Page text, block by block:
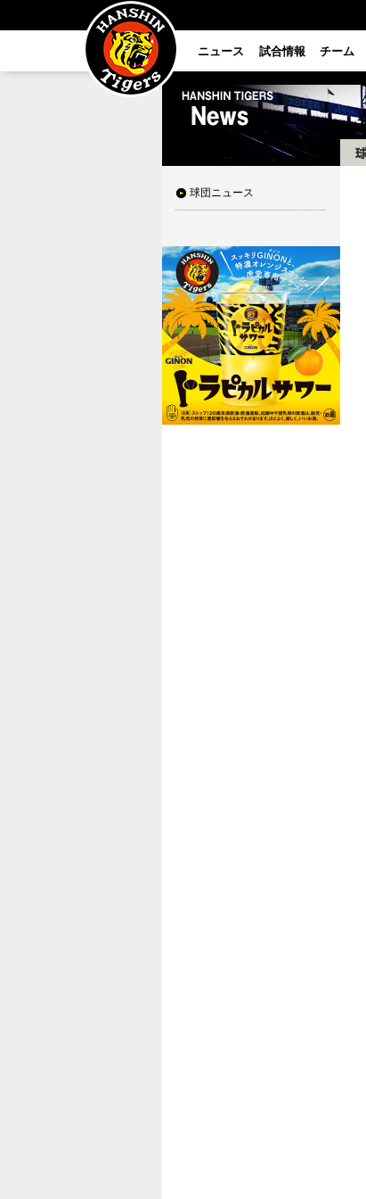
ニュース 試合情報 チーム
球団ニュース